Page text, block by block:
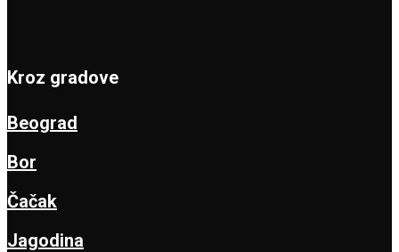
Kroz gradove
Beograd
Bor
Čačak
Jagodina